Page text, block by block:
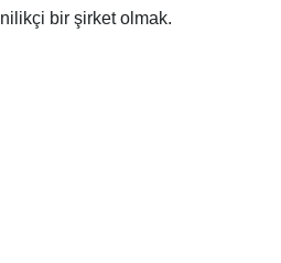
bir şirket olmak.